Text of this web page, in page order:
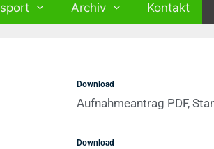
Archiv Kontakt
Download
Aufnahmeantrag PDF,
Download